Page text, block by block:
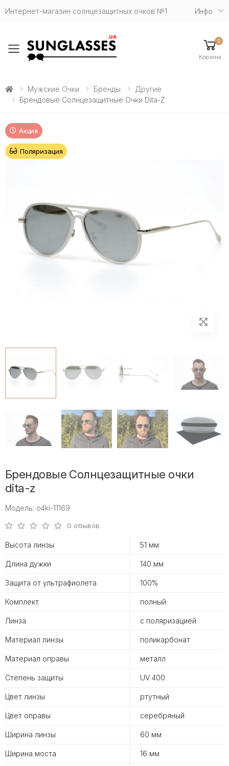
Интернет-магазин солнцезащитных очков №1 Инфо
Toggle mobile menu
0
Корзина
Мужские Очки Бренды
Другие
Брендовые Солнцезащитные Очки Dita-Z
Акция
Поляризация
Брендовые Солнцезащитные очки
dita-z
Модель: o4ki-11169
0 отзывов
Высота линзы 51 мм
Длина дужки 140 мм
Защита от ультрафиолета 100%
Комплект полный
Линза с поляризацией
Материал линзы поликарбонат
Материал оправы металл
Степень защиты UV 400
Цвет линзы ртутный
Цвет оправы серебряный
Ширина линзы 60 мм
Ширина моста 16 мм